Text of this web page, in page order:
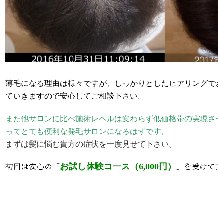
薄毛になる理由は様々ですが、しっかりとしたヒアリング
ていきますので安心してご相談下さい。
また他サロンに比べ施術レベルは変わらず低価格帯の実現
ってとても便利な発毛サロンになるはずです。
まずは髪に悩む貴方の症状を一度見せて下さい。
初回は安心の「お試し体験コース（6,000円） 」を受け